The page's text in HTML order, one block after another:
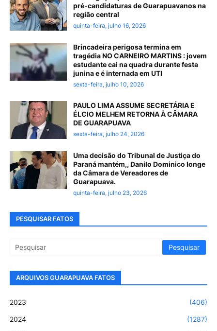
pré-candidaturas de Guarapuavanos na
região central
quinta-feira, julho 16, 2026
Brincadeira perigosa termina em
tragédia NO CARNEIRO MARTINS : jovem
estudante cai na quadra durante festa
junina e é internada em UTI
sexta-feira, julho 10, 2026
PAULO LIMA ASSUME SECRETÁRIA E
ÉLCIO MELHEM RETORNA À CÂMARA
DE GUARAPUAVA
sexta-feira, julho 24, 2026
Uma decisão do Tribunal de Justiça do
Paraná mantém,, Danilo Dominico longe
da Câmara de Vereadores de
Guarapuava.
quinta-feira, julho 23, 2026
PESQUISAR FATOS
ARQUIVOS GUARAPUAVA FATOS
2023 (406)
2024 (1287)